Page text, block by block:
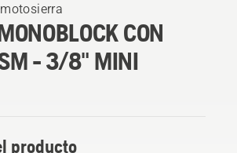
CON
- 3/8" MINI
producto